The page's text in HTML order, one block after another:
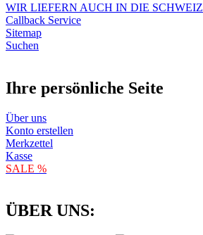
WIR LIEFERN AUCH IN DIE SCHWEIZ
Callback Service
Sitemap
Suchen
Ihre persönliche Seite
Über uns
Konto erstellen
Merkzettel
Kasse
SALE %
ÜBER UNS: